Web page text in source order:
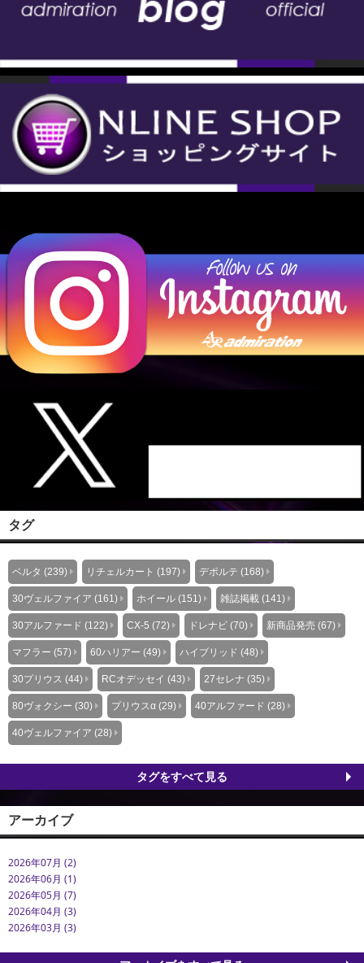
タグ
ベルタ (239) リチェルカート (197) デポルテ (168)
30ヴェルファイア (161) ホイール (151) 雑誌掲載 (141)
30アルファード (122) CX-5 (72) ドレナビ (70) 新商品発売 (67)
マフラー (57) 60ハリアー (49) ハイブリッド (48)
30プリウス (44) RCオデッセイ (43) 27セレナ (35)
80ヴォクシー (30) プリウスα (29) 40アルファード (28)
40ヴェルファイア (28)
タグをすべて見る
アーカイブ
2026年07月 (2)
2026年06月 (1)
2026年05月 (7)
2026年04月 (3)
2026年03月 (3)